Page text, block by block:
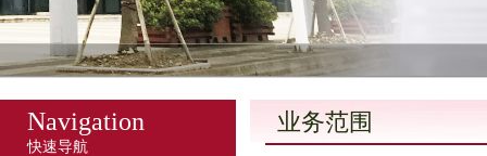
Navigation
快速导航
业务范围